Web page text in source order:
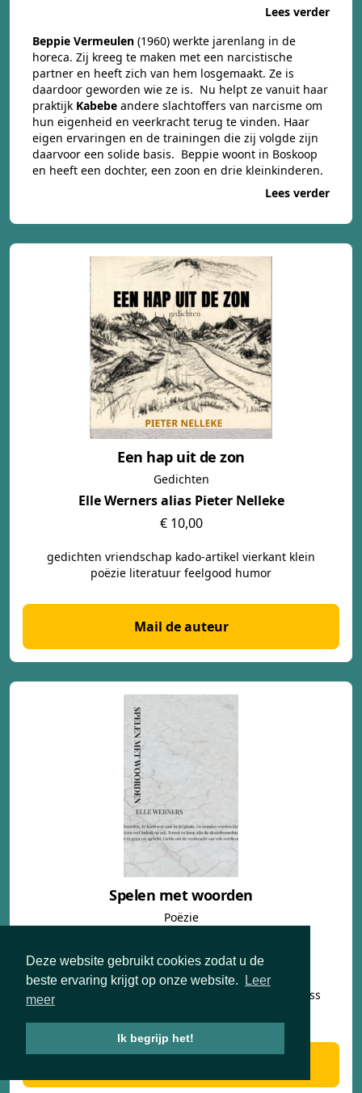
Deze website gebruikt cookies zodat u de
beste ervaring krijgt op onze website.
Leer
meer
Ik begrijp het!
Lees verder
Beppie Vermeulen (1960) werkte jarenlang in de
horeca. Zij kreeg te maken met een narcistische
partner en heeft zich van hem losgemaakt. Ze is
daardoor geworden wie ze is. Nu helpt ze vanuit haar
praktijk Kabebe andere slachtoffers van narcisme om
hun eigenheid en veerkracht terug te vinden. Haar
eigen ervaringen en de trainingen die zij volgde zijn
daarvoor een solide basis. Beppie woont in Boskoop
en heeft een dochter, een zoon en drie kleinkinderen.
Lees verder
Een hap uit de zon
Gedichten
Elle Werners alias Pieter Nelleke
€ 10,00
gedichten vriendschap kado-artikel vierkant klein
poëzie literatuur feelgood humor
Mail de auteur
Spelen met woorden
Poëzie
€ 13,98
taal creativiteit fantasy filosofie humor mindfulness